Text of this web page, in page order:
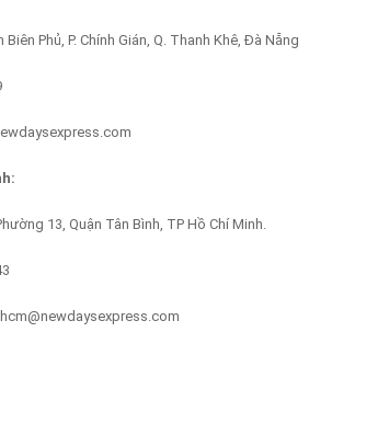
Phủ, P. Chính Gián, Q. Thanh Khê, Đà Nẵng
13, Quận Tân Bình, TP Hồ Chí Minh.